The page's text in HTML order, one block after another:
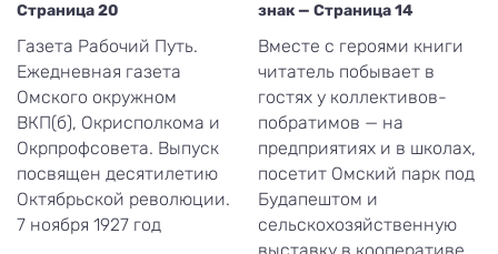
Страница 20
Газета Рабочий Путь.
Ежедневная газета
Омского окружном
ВКП(б), Окрисполкома и
Окрпрофсовета. Выпуск
посвящен десятилетию
Октябрьской революции.
7 ноября 1927 год
знак — Страница 14
Вместе с героями книги
читатель побывает в
гостях у коллективов-
побратимов — на
предприятиях и в школах,
посетит Омский парк под
Будапештом и
сельскохозяйственную